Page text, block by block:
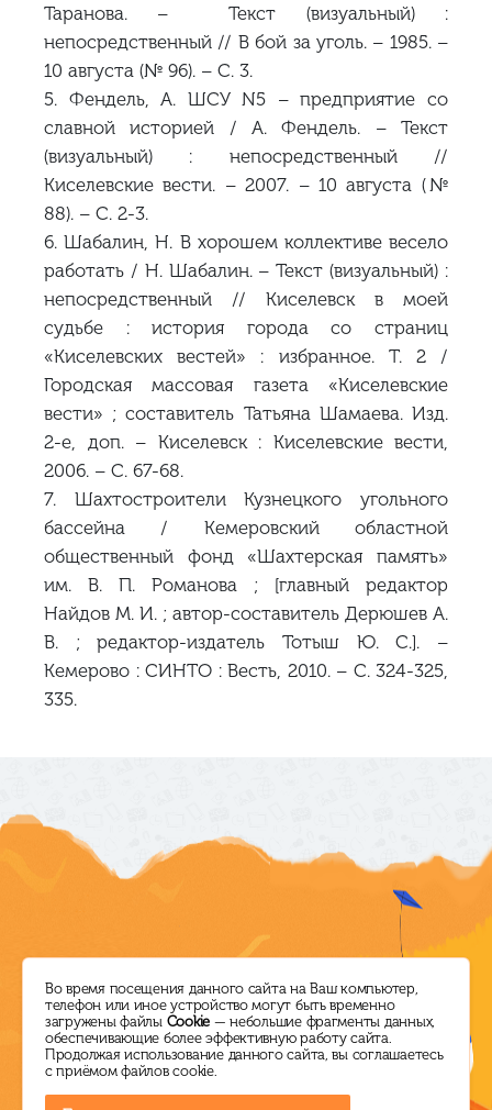
Таранова. – Текст (визуальный) :
непосредственный // В бой за уголь. – 1985. –
10 августа (№ 96). – С. 3.
5. Фендель, А. ШСУ N5 – предприятие со
славной историей / А. Фендель. – Текст
(визуальный) : непосредственный //
Киселевские вести. – 2007. – 10 августа (№
88). – С. 2-3.
6. Шабалин, Н. В хорошем коллективе весело
работать / Н. Шабалин. – Текст (визуальный) :
непосредственный // Киселевск в моей
судьбе : история города со страниц
«Киселевских вестей» : избранное. Т. 2 /
Городская массовая газета «Киселевские
вести» ; составитель Татьяна Шамаева. Изд.
2-е, доп. – Киселевск : Киселевские вести,
2006. – С. 67-68.
7. Шахтостроители Кузнецкого угольного
бассейна / Кемеровский областной
общественный фонд «Шахтерская память»
им. В. П. Романова ; [главный редактор
Найдов М. И. ; автор-составитель Дерюшев А.
В. ; редактор-издатель Тотыш Ю. С.]. –
Кемерово : СИНТО : Весть, 2010. – С. 324-325,
335.
Режим работы
ПН-ПТ: с 10.00 до 18.00
СБ: выходной
ВС: с 10.00 до 16.00
Директор ЦБС
+7 (38464) 5-14-60
ksl.lib@mail.ru
Во время посещения данного сайта на Ваш компьютер,
телефон или иное устройство могут быть временно
загружены файлы Cookie — небольшие фрагменты данных,
обеспечивающие более эффективную работу сайта.
Продолжая использование данного сайта, вы соглашаетесь
с приёмом файлов cookie.